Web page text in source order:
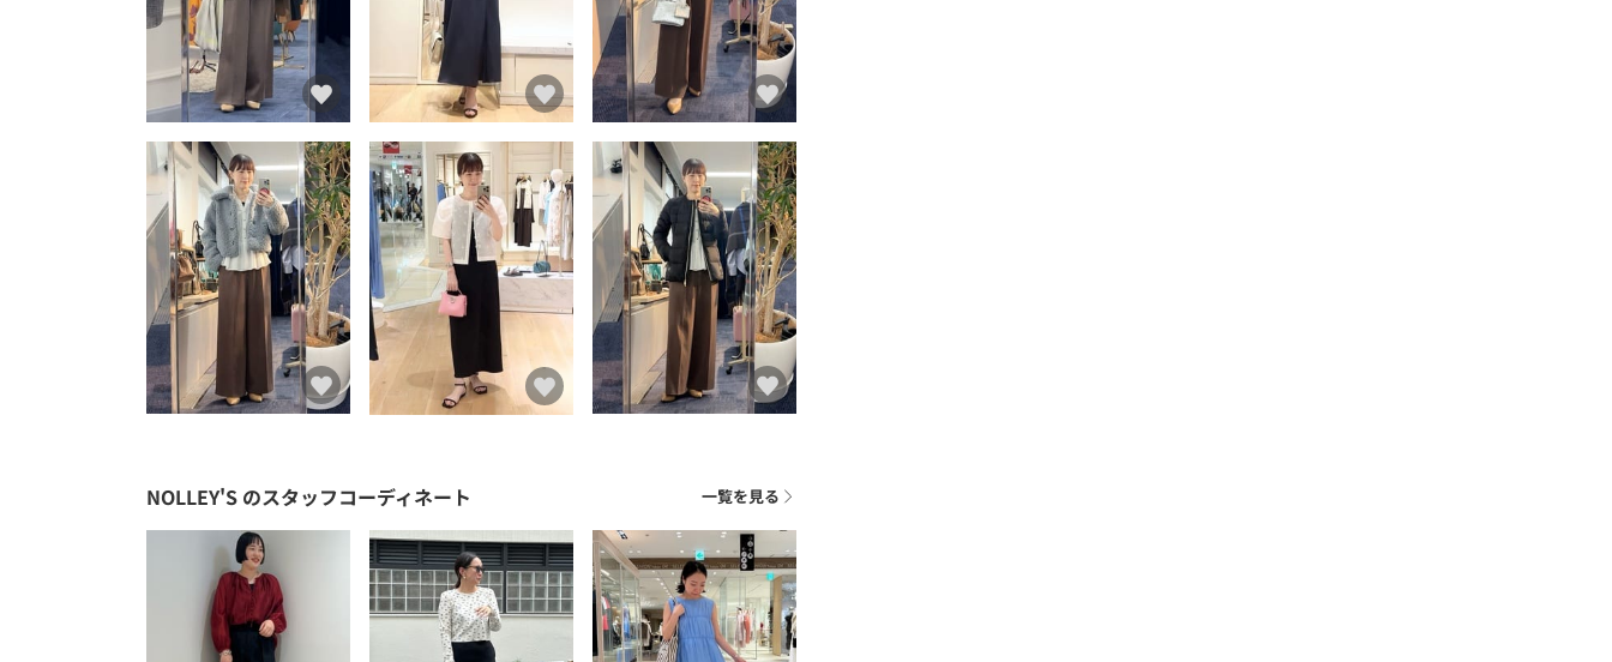
NOLLEY'S のスタッフコーディネート 一覧を見る